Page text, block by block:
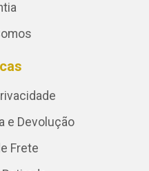
e Devolução
Frete